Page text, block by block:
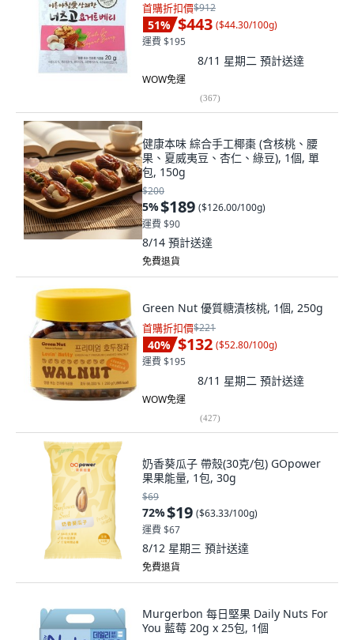
首購折扣價$912
51% $443 ($44.30/100g)
運費 $195
8/11 星期二 預計送達
WOW免運
(367)
健康本味 綜合手工椰棗 (含核桃、腰
果、夏威夷豆、杏仁、綠豆), 1個, 單
包, 150g
$200
5%$189 ($126.00/100g)
運費 $90
8/14 預計送達
免費退貨
Green Nut 優質糖漬核桃, 1個, 250g
首購折扣價$221
40% $132 ($52.80/100g)
運費 $195
8/11 星期二 預計送達
WOW免運
(427)
奶香葵瓜子 帶殼(30克/包) GOpower
果果能量, 1包, 30g
$69
72%$19 ($63.33/100g)
運費 $67
8/12 星期三 預計送達
免費退貨
Murgerbon 每日堅果 Daily Nuts For
You 藍莓 20g x 25包, 1個